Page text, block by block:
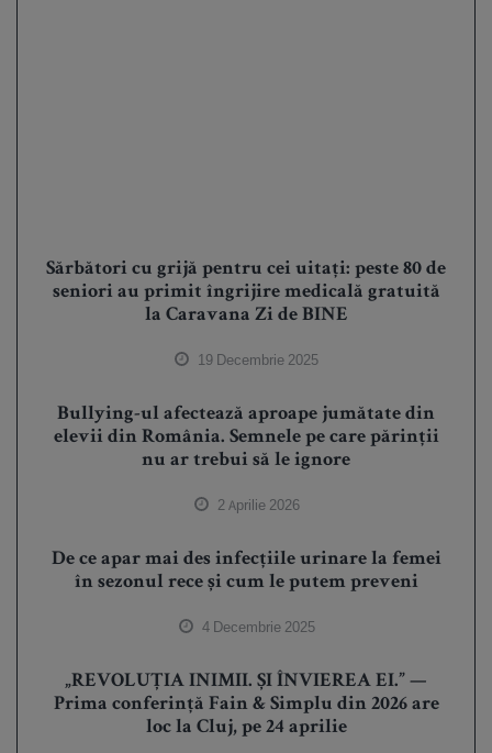
Sărbători cu grijă pentru cei uitați: peste 80 de
seniori au primit îngrijire medicală gratuită
la Caravana Zi de BINE
19 Decembrie 2025
Bullying-ul afectează aproape jumătate din
elevii din România. Semnele pe care părinții
nu ar trebui să le ignore
2 Aprilie 2026
De ce apar mai des infecțiile urinare la femei
în sezonul rece și cum le putem preveni
4 Decembrie 2025
„REVOLUȚIA INIMII. ȘI ÎNVIEREA EI.” —
Prima conferință Fain & Simplu din 2026 are
loc la Cluj, pe 24 aprilie